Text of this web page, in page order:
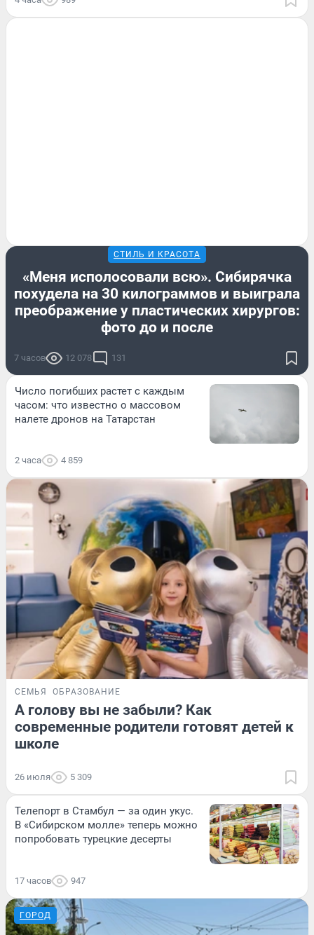
СТИЛЬ И КРАСОТА
«Меня исполосовали всю». Сибирячка
похудела на 30 килограммов и выиграла
преображение у пластических хирургов:
фото до и после
7 часов 12 078 131
Число погибших растет с каждым
часом: что известно о массовом
налете дронов на Татарстан
2 часа 4 859
СЕМЬЯ ОБРАЗОВАНИЕ
А голову вы не забыли? Как
современные родители готовят детей к
школе
26 июля 5 309
Телепорт в Стамбул — за один укус.
В «Сибирском молле» теперь можно
попробовать турецкие десерты
17 часов 947
ГОРОД